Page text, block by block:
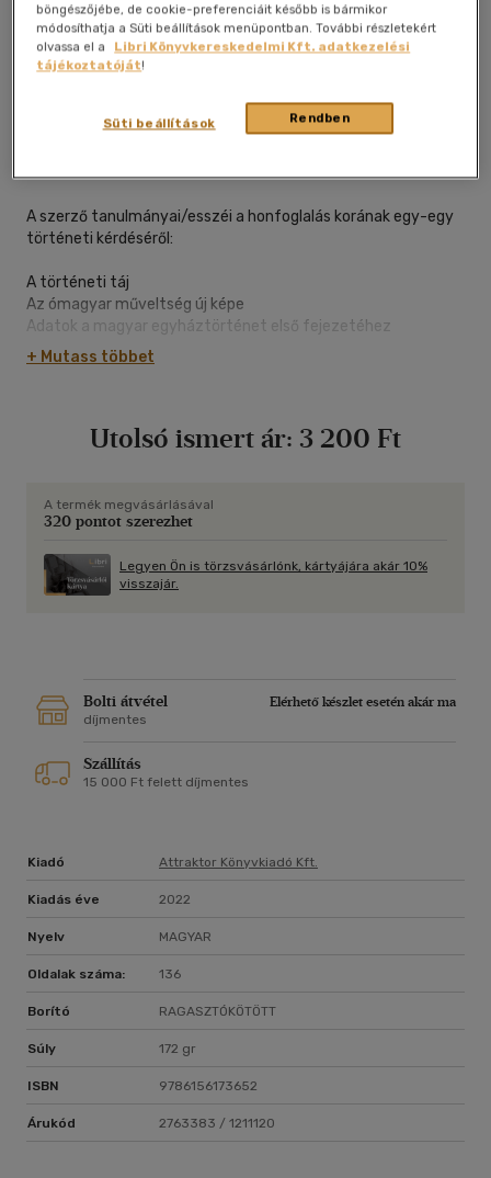
Kívánságlistához adom
A szerző tanulmányai/esszéi a honfoglalás korának egy-egy
történeti kérdéséről:
A történeti táj
Az ómagyar műveltség új képe
Adatok a magyar egyháztörténet első fejezetéhez
Az etelközi vérszövetség
A honfoglaló magyarok művészi kultúrájának nyomai a korai
+ Mutass többet
Utolsó ismert ár: 3 200 Ft
A termék megvásárlásával
320 pontot szerezhet
Legyen Ön is törzsvásárlónk, kártyájára akár 10%
visszajár.
Bolti átvétel
Elérhető készlet esetén akár ma
díjmentes
Szállítás
15 000 Ft felett díjmentes
Kiadó Attraktor Könyvkiadó Kft.
Kiadás éve 2022
Nyelv MAGYAR
Oldalak száma: 136
Borító RAGASZTÓKÖTÖTT
Súly 172 gr
ISBN 9786156173652
Árukód 2763383 / 1211120
böngészőjébe, de cookie-preferenciáit később is bármikor
módosíthatja a Süti beállítások menüpontban. További részletekért
olvassa el a
Libri Könyvkereskedelmi Kft. adatkezelési
tájékoztatóját!
Rendben
Süti beállítások